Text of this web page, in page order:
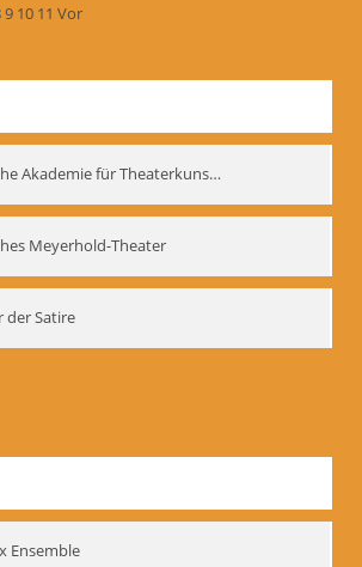
9 10 11 Vor
Russische Akademie für Theaterkunst – GITIS
Meyerhold-Theater
der Satire
Ensemble